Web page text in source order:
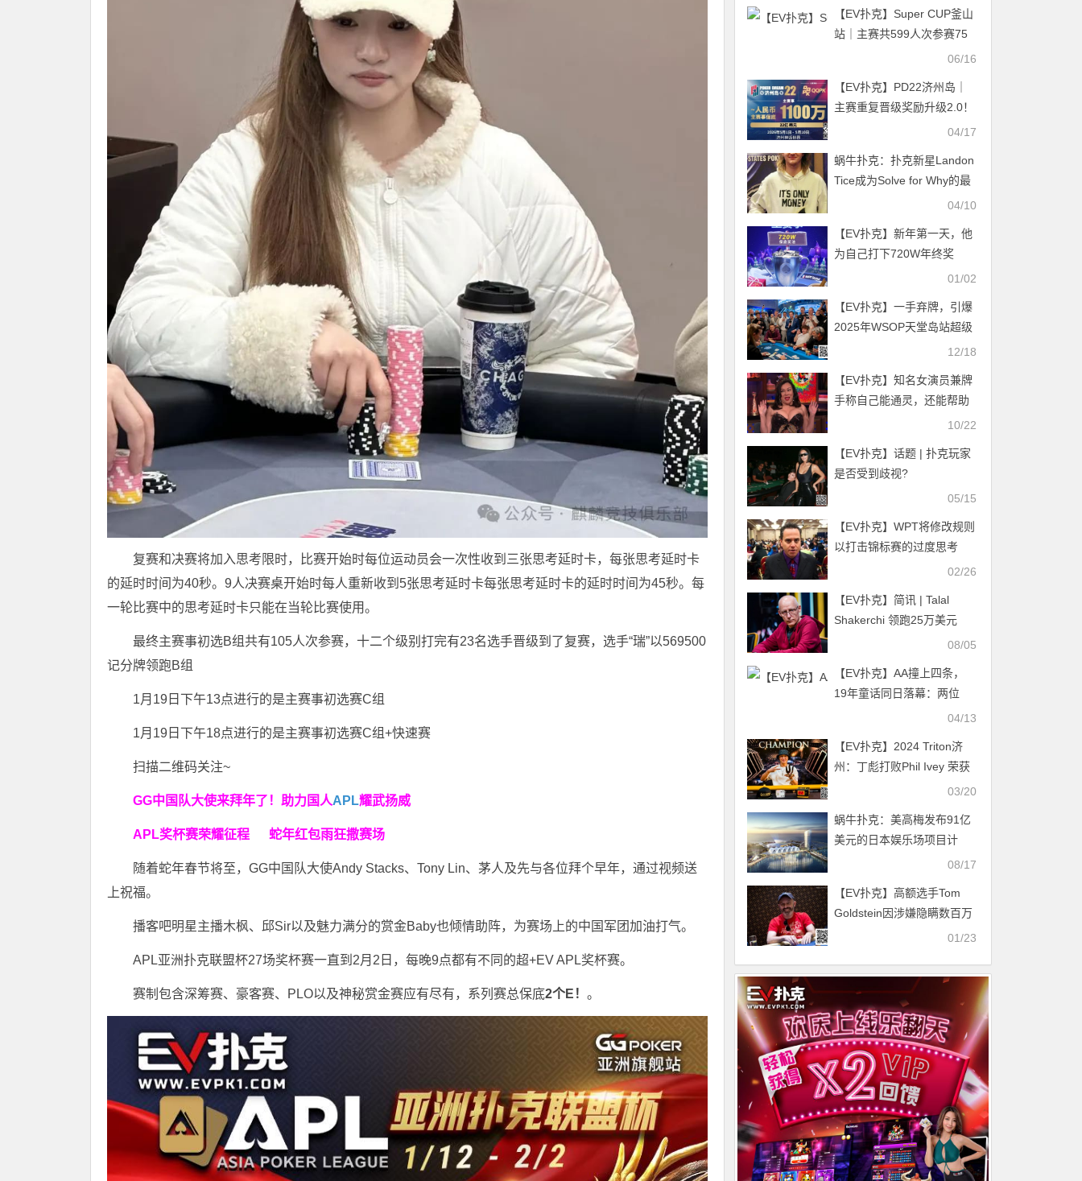
复赛和决赛将加入思考限时，比赛开始时每位运动员会一次性收到三张思考延时卡，每张思考延时卡
的延时时间为40秒。9人决赛桌开始时每人重新收到5张思考延时卡每张思考延时卡的延时时间为45秒。每
一轮比赛中的思考延时卡只能在当轮比赛使用。
最终主赛事初选B组共有105人次参赛，十二个级别打完有23名选手晋级到了复赛，选手“瑞”以569500
记分牌领跑B组
1月19日下午13点进行的是主赛事初选赛C组
1月19日下午18点进行的是主赛事初选赛C组+快速赛
扫描二维码关注~
GG中国队大使来拜年了！ 助力国人APL耀武扬威
APL奖杯赛荣耀征程 蛇年红包雨狂撒赛场
随着蛇年春节将至，GG中国队大使Andy Stacks、Tony Lin、茅人及先与各位拜个早年，通过视频送
上祝福。
播客吧明星主播木枫、邱Sir以及魅力满分的赏金Baby也倾情助阵，为赛场上的中国军团加油打气。
APL亚洲扑克联盟杯27场奖杯赛一直到2月2日，每晚9点都有不同的超+EV APL奖杯赛。
赛制包含深筹赛、豪客赛、PLO以及神秘赏金赛应有尽有，系列赛总保底2个E！ 。
【EV扑克】Super CUP釜山
站｜主赛共599人次参赛75
人晋级；中日韩马四地扑克
请赛
06/16
【EV扑克】PD22济州岛｜
主赛重复晋级奖励升级2.0！
魔法扑克炸场来袭，QQPK
先享
04/17
蜗牛扑克：扑克新星Landon
Tice成为Solve for Why的最
04/10
【EV扑克】新年第一天，他
为自己打下720W年终奖
01/02
【EV扑克】一手弃牌，引爆
2025年WSOP天堂岛站超级
12/18
【EV扑克】知名女演员兼牌
手称自己能通灵，还能帮助
10/22
【EV扑克】话题 | 扑克玩家
是否受到歧视?
05/15
【EV扑克】WPT将修改规则
以打击锦标赛的过度思考
02/26
【EV扑克】​简讯 | Talal
Shakerchi 领跑25万美元
08/05
【EV扑克】AA撞上四条，
19年童话同日落幕：两位
WSOP冠军悲情告别WSOPE
04/13
【EV扑克】2024 Triton济
州：丁彪打败Phil Ivey 荣获
03/20
蜗牛扑克：美高梅发布91亿
美元的日本娱乐场项目计
08/17
【EV扑克】高额选手Tom
Goldstein因涉嫌隐瞒数百万
01/23